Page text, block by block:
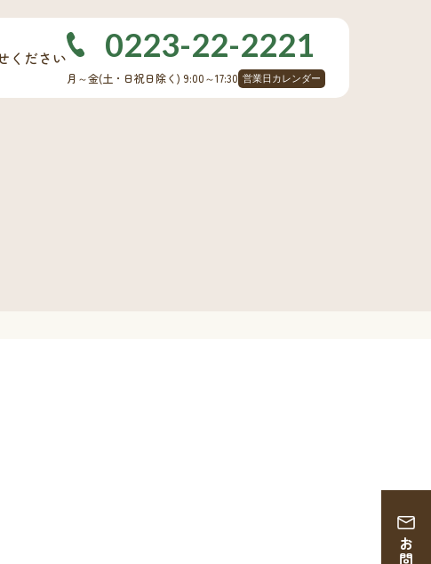
ください 0223-22-2221
月～金(土・日祝日除く) 9:00～17:30 営業日カレンダー